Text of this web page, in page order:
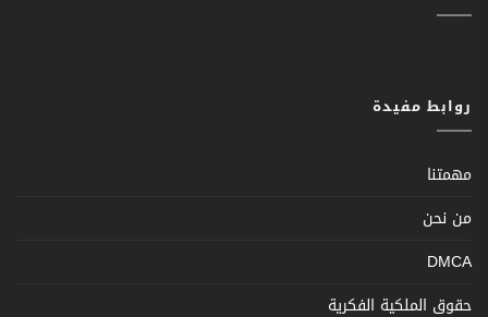
روابط مفيدة
مهمتنا
من نحن
DMCA
حقوق الملكية الفكرية